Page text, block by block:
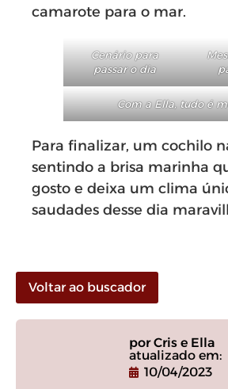
camarote para o mar.
Cenário para
passar o dia
Com a Ella, tudo é
Para finalizar, um cochilo
sentindo a brisa marinha
gosto e deixa um clima
saudades desse dia
Voltar ao buscador
por Cris e Ella
atualizado em:
10/04/2023